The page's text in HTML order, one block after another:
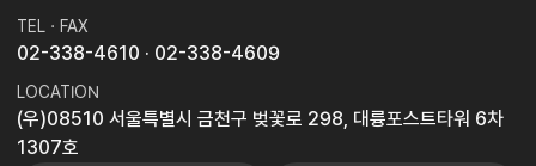
TEL · FAX
02-338-4610 · 02-338-4609
LOCATION
(우)08510 서울특별시 금천구 벚꽃로 298, 대륭포스트타워 6차
1307호